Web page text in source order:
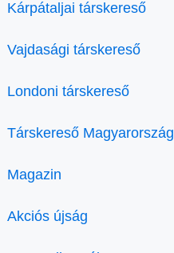
Kárpátaljai társkereső
Vajdasági társkereső
Londoni társkereső
Társkereső Magyarország
Magazin
Akciós újság